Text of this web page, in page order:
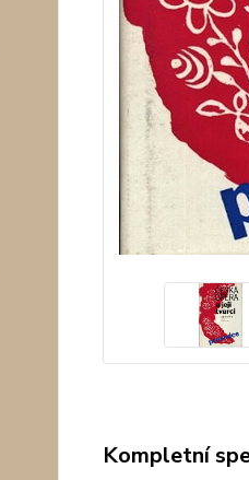
Kompletní